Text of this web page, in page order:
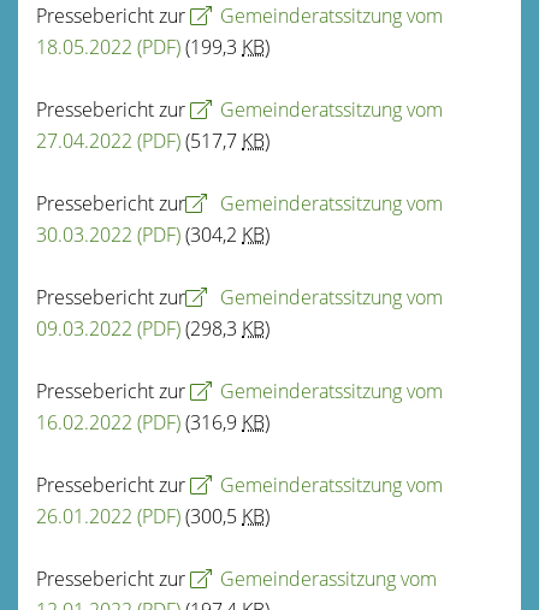
Pressebericht zur
Gemeinderatssitzung vom
18.05.2022 (PDF)(199,3 KB)
Pressebericht zur
Gemeinderatssitzung vom
27.04.2022 (PDF)(517,7 KB)
Pressebericht zur
Gemeinderatssitzung vom
30.03.2022 (PDF)(304,2 KB)
Pressebericht zur
Gemeinderatssitzung vom
09.03.2022 (PDF)(298,3 KB)
Pressebericht zur
Gemeinderatssitzung vom
16.02.2022 (PDF)(316,9 KB)
Pressebericht zur
Gemeinderatssitzung vom
26.01.2022 (PDF)(300,5 KB)
Pressebericht zur
Gemeinderassitzung vom